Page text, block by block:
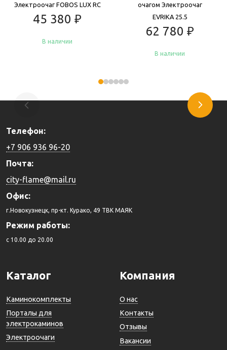
Электроочаг FOBOS LUX RC
45 380 ₽
В наличии
очагом Электроочаг
EVRIKA 25.5
62 780 ₽
В наличии
Телефон:
+7 906 936 96-20
Почта:
city-flame@mail.ru
Офис:
г.Новокузнецк, пр-кт. Курако, 49 ТВК МАЯК
Режим работы:
c 10.00 до 20.00
Каталог
Каминокомплекты
Порталы для
электрокаминов
Электроочаги
Компания
О нас
Контакты
Отзывы
Вакансии